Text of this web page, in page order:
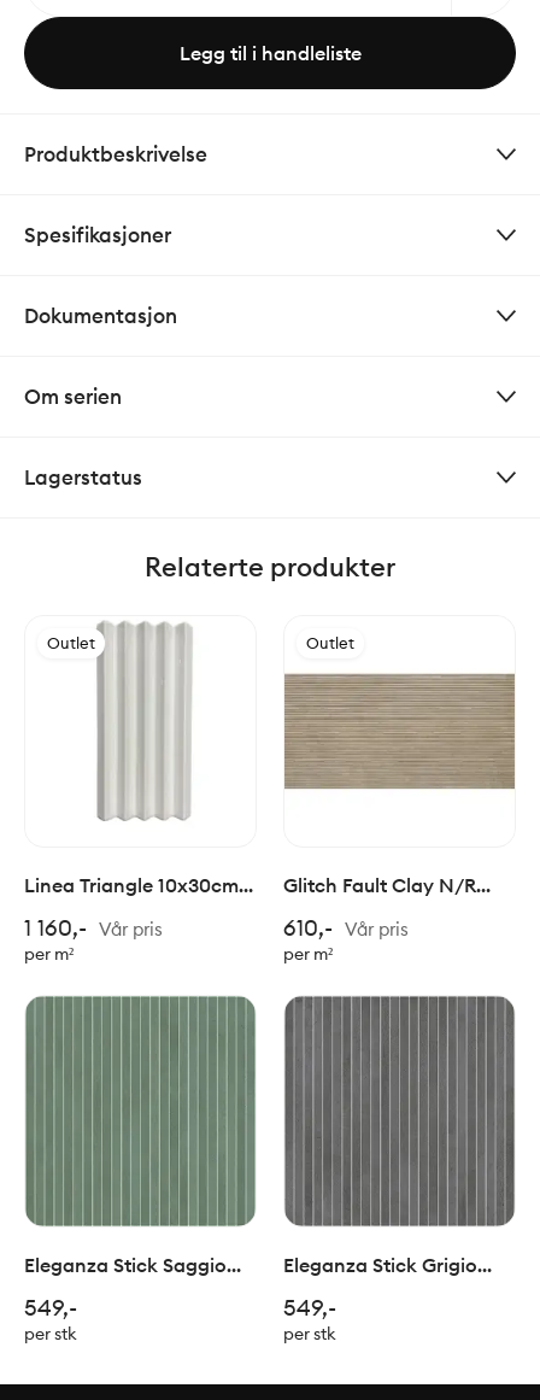
Legg til i handleliste
Produktbeskrivelse
Spesifikasjoner
Dokumentasjon
Om serien
Lagerstatus
Relaterte produkter
Outlet
Linea Triangle 10x30cm
1 160,- Vår pris
per m²
Outlet
Glitch Fault Clay N/R
610,- Vår pris
per m²
Eleganza Stick Saggio
549,-
per stk
Eleganza Stick Grigio
549,-
per stk